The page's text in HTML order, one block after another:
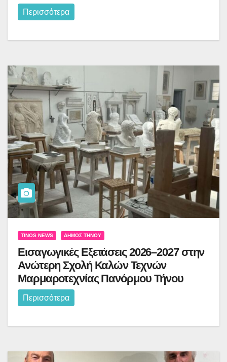
Περισσότερα
TINOS NEWS ΔΉΜΟΣ ΤΉΝΟΥ
Εισαγωγικές Εξετάσεις 2026–2027 στην
Ανώτερη Σχολή Καλών Τεχνών
Μαρμαροτεχνίας Πανόρμου Τήνου
Περισσότερα